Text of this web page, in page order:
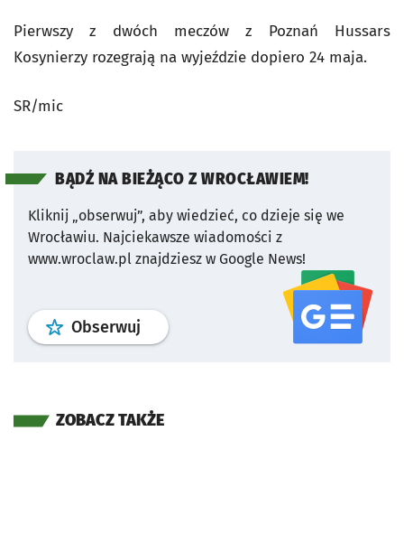
Pierwszy z dwóch meczów z Poznań Hussars
Kosynierzy rozegrają na wyjeździe dopiero 24 maja.
SR/mic
BĄDŹ NA BIEŻĄCO Z WROCŁAWIEM!
Kliknij „obserwuj”, aby wiedzieć, co dzieje się we
Wrocławiu. Najciekawsze wiadomości z
www.wroclaw.pl znajdziesz w Google News!
Obserwuj profil serwisu
ZOBACZ TAKŻE